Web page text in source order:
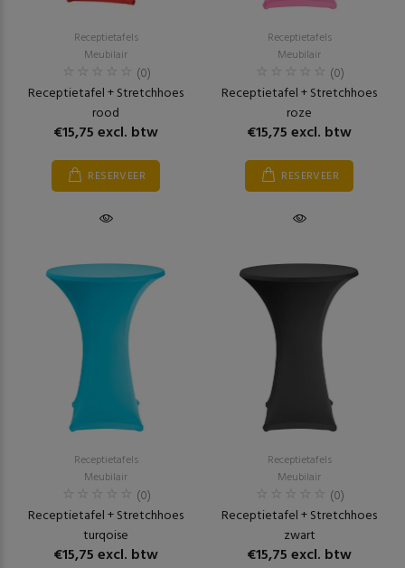
Receptietafels
Meubilair
(0)
Receptietafel + Stretchhoes
rood
€15,75 excl. btw
RESERVEER
Receptietafels
Meubilair
(0)
Receptietafel + Stretchhoes
roze
€15,75 excl. btw
RESERVEER
Receptietafels
Meubilair
(0)
Receptietafel + Stretchhoes
turqoise
€15,75 excl. btw
Receptietafels
Meubilair
(0)
Receptietafel + Stretchhoes
zwart
€15,75 excl. btw